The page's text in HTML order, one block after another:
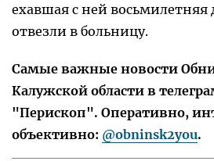
ехавшая с ней восьмилетняя
отвезли в больницу.
Самые важные новости
Калужской области в
"Перископ". Оперативно,
объективно: @obninsk2you.